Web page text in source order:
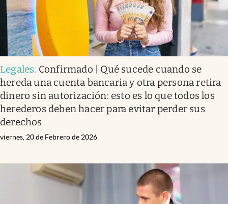
Legales. Confirmado | Qué sucede cuando se
hereda una cuenta bancaria y otra persona retira
dinero sin autorización: esto es lo que todos los
herederos deben hacer para evitar perder sus
derechos
viernes, 20 de Febrero de 2026